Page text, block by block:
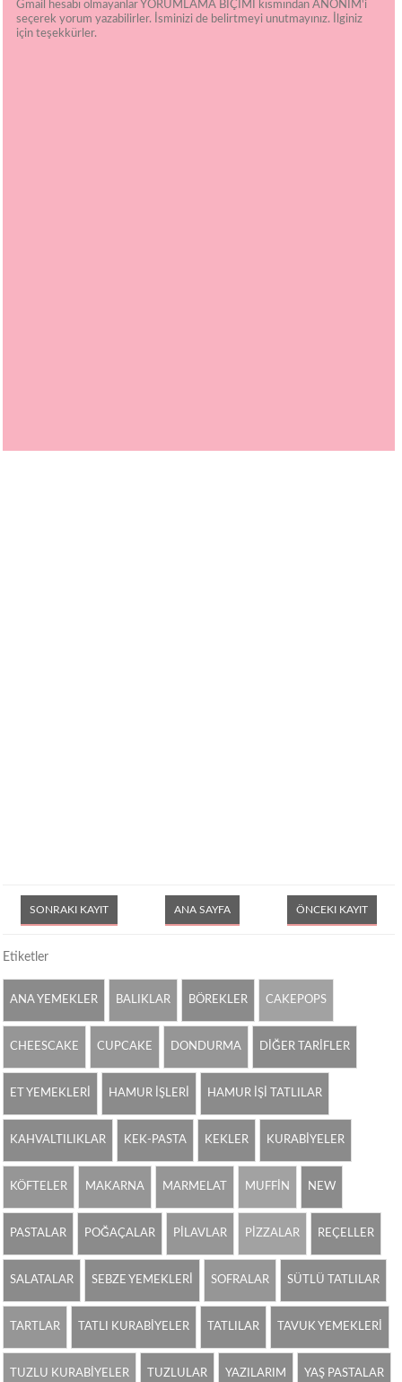
Gmail hesabı olmayanlar YORUMLAMA BİÇİMİ kısmından ANONİM'i
seçerek yorum yazabilirler. İsminizi de belirtmeyi unutmayınız. İlginiz
için teşekkürler.
SONRAKI KAYIT ÖNCEKI KAYIT
ANA SAYFA
Etiketler
ANA YEMEKLER BALIKLAR BÖREKLER CAKEPOPS
CHEESCAKE CUPCAKE DONDURMA DİĞER TARİFLER
ET YEMEKLERİ HAMUR İŞLERİ HAMUR İŞİ TATLILAR
KAHVALTILIKLAR KEK-PASTA KEKLER KURABİYELER
KÖFTELER MAKARNA MARMELAT MUFFİN NEW
PASTALAR POĞAÇALAR PİLAVLAR PİZZALAR REÇELLER
SALATALAR SEBZE YEMEKLERİ SOFRALAR SÜTLÜ TATLILAR
TARTLAR TATLI KURABİYELER TATLILAR TAVUK YEMEKLERİ
TUZLU KURABİYELER TUZLULAR YAZILARIM YAŞ PASTALAR